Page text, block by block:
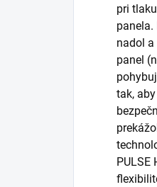
pri
panela.
nadol
panel
tak,